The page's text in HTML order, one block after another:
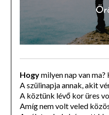
Hogymilyen nap van ma?
A szülinapja annak, akit
A köztünk lévő kor üres
Amíg nem volt veled